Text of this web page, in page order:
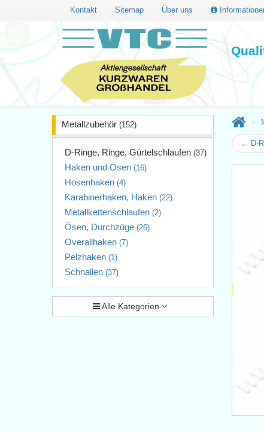
Kontakt Sitemap Über uns
Metallzubehör (152)
D-Ringe, Ringe, Gürtelschlaufen (37)
Haken und Ösen (16)
Hosenhaken (4)
Karabinerhaken, Haken (22)
Metallkettenschlaufen (2)
Ösen, Durchzüge (26)
Overallhaken (7)
Pelzhaken (1)
Schnallen (37)
Alle Kategorien
← D-